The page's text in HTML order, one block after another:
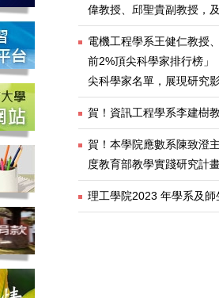
偉教授、邱聖貴副教授，
電機工程學系王健仁教授
前2%頂尖科學家排行榜
尖科學家名單，展現研究
賀！資訊工程學系李建樹
賀！本學院應數系陳致澄
度教育部教學實踐研究計
理工學院2023 年學系及師